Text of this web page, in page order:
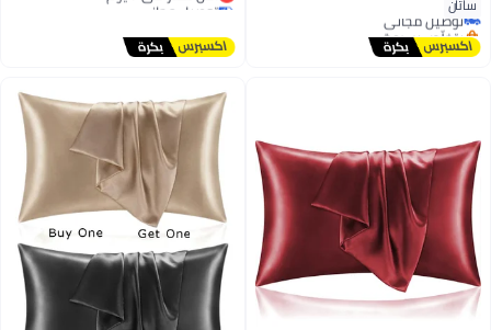
ساتانتوصيل مجاني
بتخلّص بسرعة
#10 في أغطية مخدات